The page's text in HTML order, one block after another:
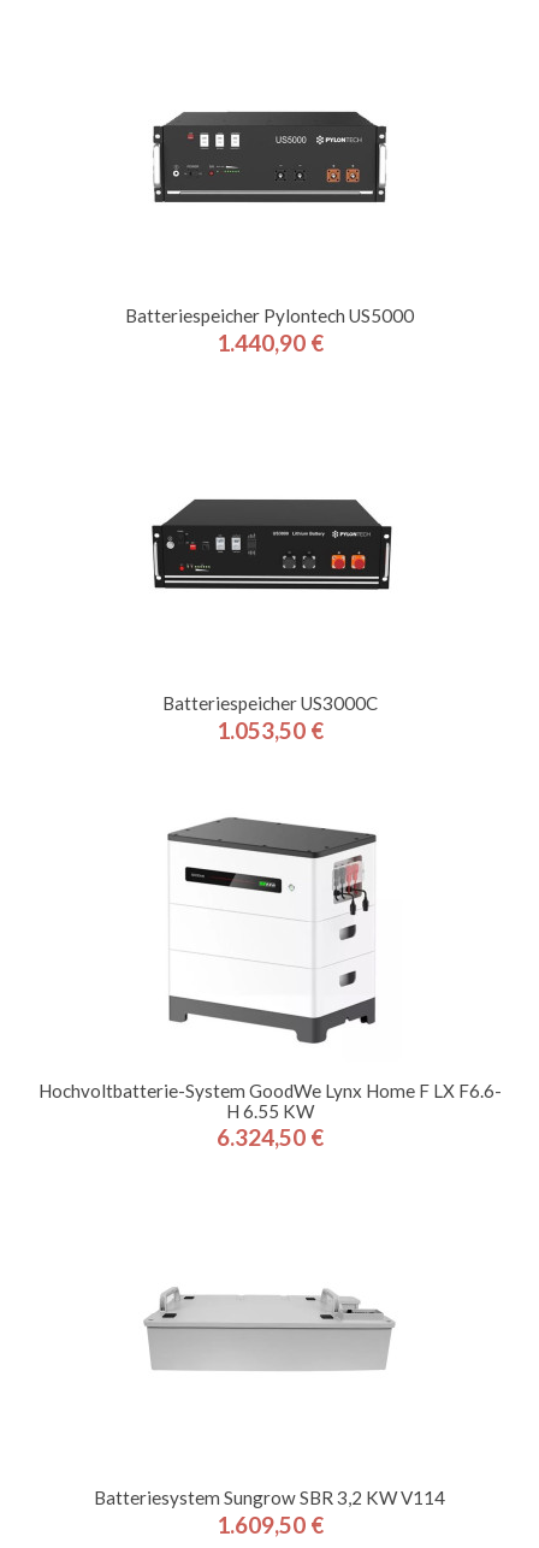
Batteriespeicher Pylontech US5000
Preis
1.440,90 €
Batteriespeicher US3000C
Preis
1.053,50 €
Hochvoltbatterie-System GoodWe Lynx Home F LX F6.6-
H 6.55 KW
Preis
6.324,50 €
Batteriesystem Sungrow SBR 3,2 KW V114
Preis
1.609,50 €